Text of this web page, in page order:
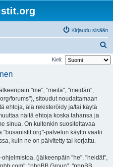
Kirjaudu sisään
t
Kieli:
"me", "meitä", "meidän",
forums"), sitoudut noudattamaan
ehtoja, älä rekisteröidy ja/tai käytä
näitä ehtoja koska tahansa ja
sinua. On kuitenkin suositeltavaa
"busanistit.org"-palvelun käyttö vaatii
kuin ne on päivitetty tai korjattu.
(jälkeenpäin "he", "heidät",